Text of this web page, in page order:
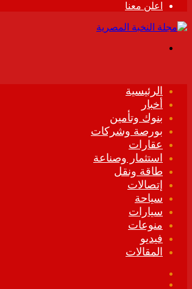
اعلن معنا
الرئيسية
أخبار
بنوك وتأمين
بورصة وشركات
عقارات
استثمار وصناعة
طاقة ونقل
إتصالات
سياحة
سيارات
منوعات
فيديو
المقالات